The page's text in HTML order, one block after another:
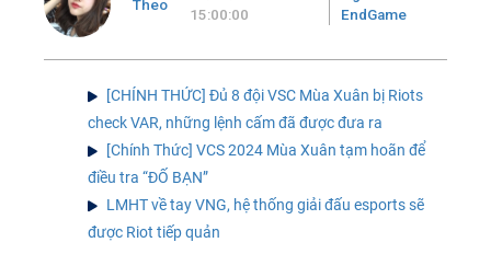
Theo
15:00:00
EndGame
[CHÍNH THỨC] Đủ 8 đội VSC Mùa Xuân bị Riots
check VAR, những lệnh cấm đã được đưa ra
[Chính Thức] VCS 2024 Mùa Xuân tạm hoãn để
điều tra “ĐỐ BẠN”
LMHT về tay VNG, hệ thống giải đấu esports sẽ
được Riot tiếp quản